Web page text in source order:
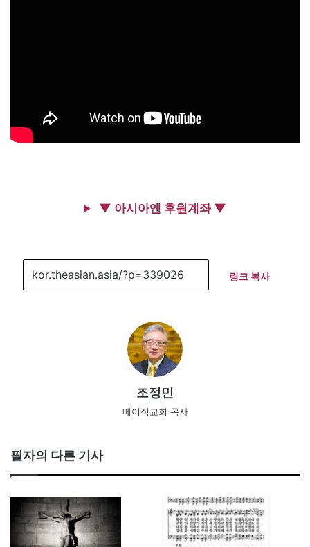
▼ 아시아엔 후원계좌 ▼
링크 복사
조정민
베이직교회 목사
필자의 다른 기사